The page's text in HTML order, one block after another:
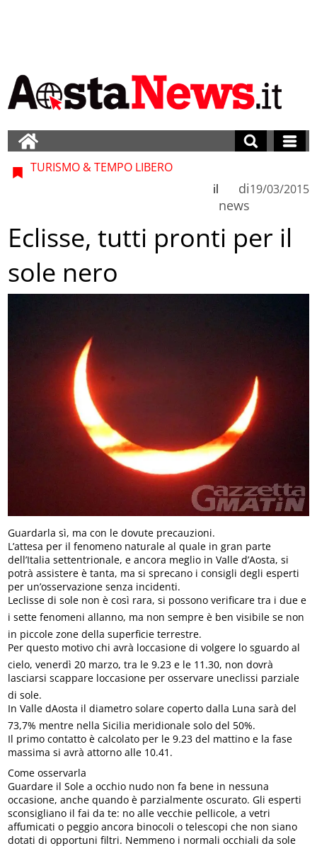
TURISMO & TEMPO LIBERO
di
news
il 19/03/2015
Eclisse, tutti pronti per il
sole nero
Guardarla sì, ma con le dovute precauzioni.
L’attesa per il fenomeno naturale al quale in gran parte
dell’Italia settentrionale, e ancora meglio in Valle d’Aosta, si
potrà assistere è tanta, ma si sprecano i consigli degli esperti
per un’osservazione senza incidenti.
Leclisse di sole non è così rara, si possono verificare tra i due e
i sette fenomeni allanno, ma non sempre è ben visibile se non
in piccole zone della superficie terrestre.
Per questo motivo chi avrà loccasione di volgere lo sguardo al
cielo, venerdì 20 marzo, tra le 9.23 e le 11.30, non dovrà
lasciarsi scappare loccasione per osservare uneclissi parziale
di sole.
In Valle dAosta il diametro solare coperto dalla Luna sarà del
73,7% mentre nella Sicilia meridionale solo del 50%.
Il primo contatto è calcolato per le 9.23 del mattino e la fase
massima si avrà attorno alle 10.41.
Come osservarla
Guardare il Sole a occhio nudo non fa bene in nessuna
occasione, anche quando è parzialmente oscurato. Gli esperti
sconsigliano il fai da te: no alle vecchie pellicole, a vetri
affumicati o peggio ancora binocoli o telescopi che non siano
dotati di opportuni filtri. Nemmeno i normali occhiali da sole